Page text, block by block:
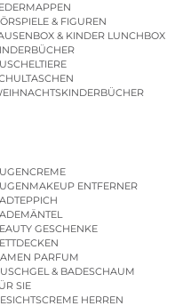
& FIGUREN
& KINDER LUNCHBOX
| KINDERGARTENBEUTEL
ENTFERNER
GESCHENKE
PARFUM
& BADESCHAUM
SIE
HERREN